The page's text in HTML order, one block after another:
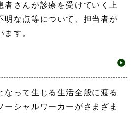
者さんが診療を受けていく上
明な点等について、担当者が
ます。
なって生じる生活全般に渡る
ーシャルワーカーがさまざま